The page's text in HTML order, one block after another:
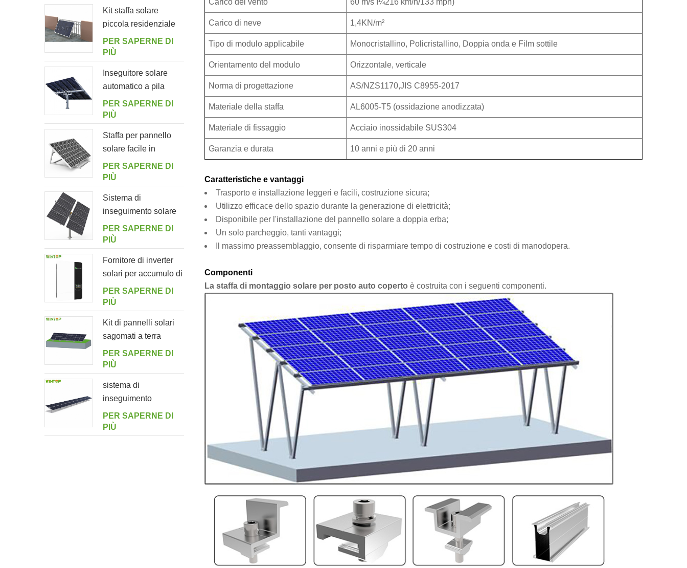
Carico di neve 1,4KN/m²
Tipo di modulo applicabile Monocristallino, Policristallino, Doppia onda e Film sottile
Orientamento del modulo Orizzontale, verticale
Norma di progettazione AS/NZS1170,JIS C8955-2017
Materiale della staffa AL6005-T5 (ossidazione anodizzata)
Materiale di fissaggio Acciaio inossidabile SUS304
Garanzia e durata 10 anni e più di 20 anni
Caratteristiche e vantaggi
Trasporto e installazione leggeri e facili, costruzione sicura;
Utilizzo efficace dello spazio durante la generazione di elettricità;
Disponibile per l'installazione del pannello solare a doppia erba;
Un solo parcheggio, tanti vantaggi;
Il massimo preassemblaggio, consente di risparmiare tempo di costruzione e costi di manodopera.
Componenti
La staffa di montaggio solare per posto auto coperto è costruita con i seguenti componenti.
Kit staffa solare
piccola residenziale
per balcone
domestico
PER SAPERNE DI
PIÙ
Inseguitore solare
automatico a pila
singola con 10
pannelli fotovoltaici
PER SAPERNE DI
PIÙ
Staffa per pannello
solare facile in
alluminio regolabile
ad angolo per
giardino
PER SAPERNE DI
PIÙ
Sistema di
inseguimento solare
intelligente a doppia
fila a palo singolo
PER SAPERNE DI
PIÙ
Fornitore di inverter
solari per accumulo di
energia off-grid
5000ES
PER SAPERNE DI
PIÙ
Kit di pannelli solari
sagomati a terra
PER SAPERNE DI
PIÙ
sistema di
inseguimento
orizzontale monoasse
multi-drive a doppio
ritratto
PER SAPERNE DI
PIÙ